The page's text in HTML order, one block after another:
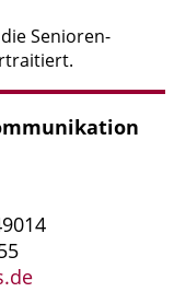
Senioren-